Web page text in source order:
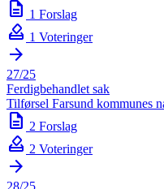
description 1 Forslag
how_to_vote 1 Voteringer
arrow_forward
27/25
Ferdigbehandlet sak
Tilførsel Farsund kommunes
description 2 Forslag
how_to_vote 2 Voteringer
arrow_forward
28/25